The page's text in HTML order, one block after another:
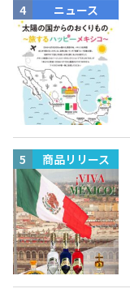
ニュース
商品リリース